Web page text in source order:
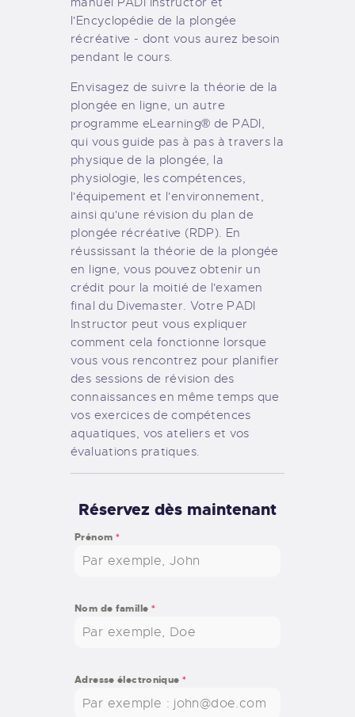
l'Encyclopédie de la plongée
récréative - dont vous aurez besoin
pendant le cours.
Envisagez de suivre la théorie de la
plongée en ligne, un autre
programme eLearning® de PADI,
qui vous guide pas à pas à travers la
physique de la plongée, la
physiologie, les compétences,
l'équipement et l'environnement,
ainsi qu'une révision du plan de
plongée récréative (RDP). En
réussissant la théorie de la plongée
en ligne, vous pouvez obtenir un
crédit pour la moitié de l'examen
final du Divemaster. Votre PADI
Instructor peut vous expliquer
comment cela fonctionne lorsque
vous vous rencontrez pour planifier
des sessions de révision des
connaissances en même temps que
vos exercices de compétences
aquatiques, vos ateliers et vos
évaluations pratiques.
Réservez dès maintenant
Prénom *
Nom de famille *
Adresse électronique *